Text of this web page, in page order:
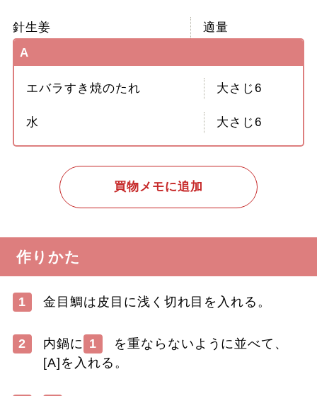
針生姜
適量
A
エバラすき焼のたれ 大さじ6
水 大さじ6
買物メモに追加
作りかた
1 金目鯛は皮目に浅く切れ目を入れる。
2 内鍋に 1
を重ならないように並べて、
[A]を入れる。